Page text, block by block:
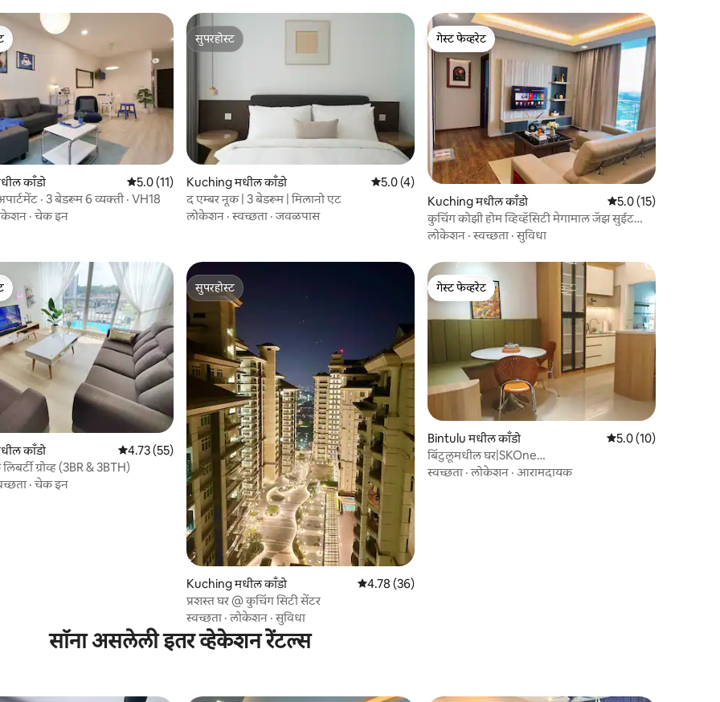
रिव्ह्यूज
काँडो 5 पैकी 5.0 सरासरी रेटिंग, 11 रिव्ह्यूज
5.0 (11)
· 3 बेडरूम 6 व्यक्ती · VH18
·चेक इन
सुपरहोस्ट
सुपरहोस्ट
Kuching मधील काँडो 5 पैकी 5.0 सरासरी रेटिंग, 4 रिव्ह्यूज
5.0 (4)
द एम्बर नूक | 3 बेडरूम | मिलानो एट
लोकेशन ·स्वच्छता ·जवळपास
गेस्ट फेव्हरेट
गेस्ट फेव्हरेट
Kuching मधील काँडो 5 पैकी 5.0 सरासरी रेटिंग,
5.0 (15)
कुचिंग कोझी होम व्हिव्हॅसिटी मेगामाल जॅझ सुईट
2BR
लोकेशन ·स्वच्छता ·सुविधा
रिव्ह्यूज
काँडो 5 पैकी 4.73 सरासरी रेटिंग, 55 रिव्ह्यूज
4.73 (55)
ग्रोव्ह (3BR & 3BTH)
·चेक इन
सुपरहोस्ट
सुपरहोस्ट
Kuching मधील काँडो 5 पैकी 4.78 सरासरी रेटिंग, 36 रिव्ह्यूज
4.78 (36)
प्रशस्त घर @ कुचिंग सिटी सेंटर
स्वच्छता ·लोकेशन ·सुविधा
गेस्ट फेव्हरेट
गेस्ट फेव्हरेट
Bintulu मधील काँडो 5 पैकी 5.0 सरासरी रेटिंग,
5.0 (10)
बिंटुलूमधील घर|SKOne
|3R3B|6+2pax|TheLookoutLoft
स्वच्छता ·लोकेशन · आरामदायक
सॉना असलेली इतर व्हेकेशन रेंटल्स